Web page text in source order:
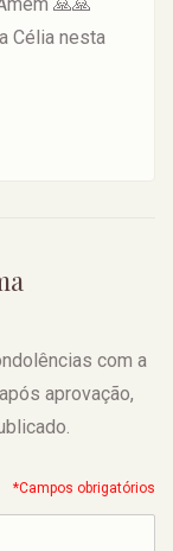
Célia nesta
com a
aprovação,
*Campos obrigatórios